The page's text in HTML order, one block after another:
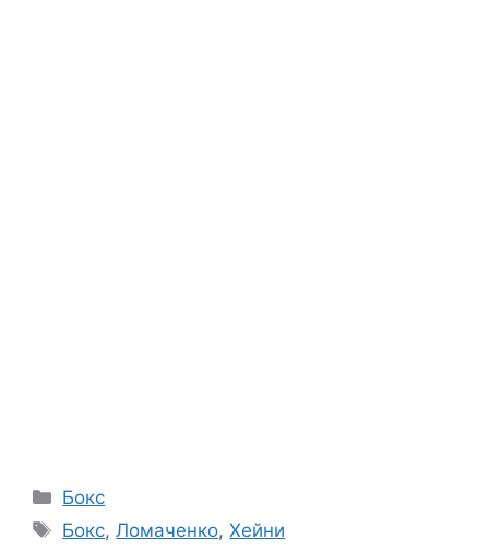
Рубрики
Бокс
Метки
Бокс,Ломаченко,Хейни